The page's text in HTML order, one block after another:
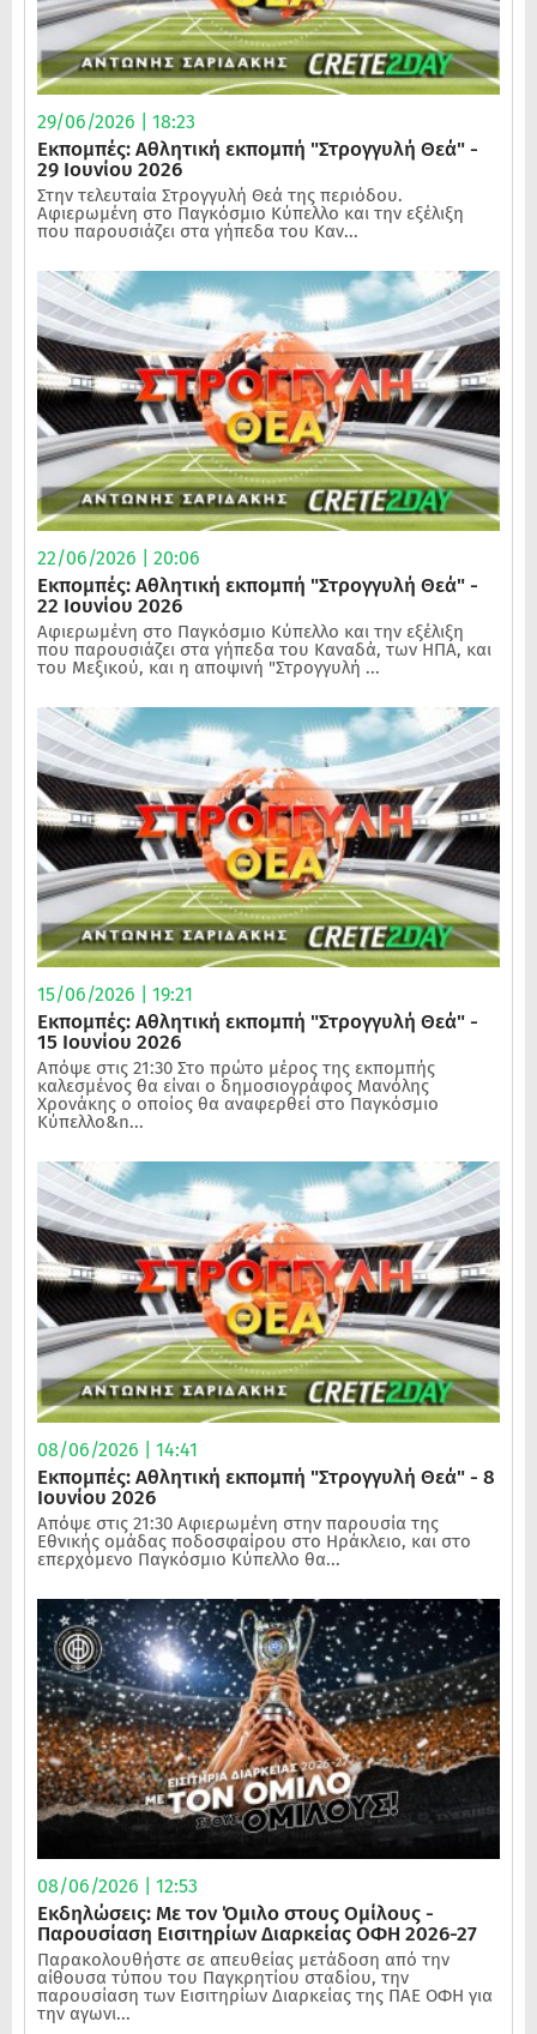
29/06/2026 | 18:23
Εκπομπές: Αθλητική εκπομπή "Στρογγυλή Θεά" -
29 Ιουνίου 2026
Στην τελευταία Στρογγυλή Θεά της περιόδου.
Αφιερωμένη στο Παγκόσμιο Κύπελλο και την εξέλιξη
που παρουσιάζει στα γήπεδα του Καν...
22/06/2026 | 20:06
Εκπομπές: Αθλητική εκπομπή "Στρογγυλή Θεά" -
22 Ιουνίου 2026
Αφιερωμένη στο Παγκόσμιο Κύπελλο και την εξέλιξη
που παρουσιάζει στα γήπεδα του Καναδά, των ΗΠΑ, και
του Μεξικού, και η αποψινή "Στρογγυλή ...
15/06/2026 | 19:21
Εκπομπές: Αθλητική εκπομπή "Στρογγυλή Θεά" -
15 Ιουνίου 2026
Απόψε στις 21:30 Στο πρώτο μέρος της εκπομπής
καλεσμένος θα είναι ο δημοσιογράφος Μανόλης
Χρονάκης ο οποίος θα αναφερθεί στο Παγκόσμιο
Κύπελλο&n...
08/06/2026 | 14:41
Εκπομπές: Αθλητική εκπομπή "Στρογγυλή Θεά" - 8
Ιουνίου 2026
Απόψε στις 21:30 Αφιερωμένη στην παρουσία της
Εθνικής ομάδας ποδοσφαίρου στο Ηράκλειο, και στο
επερχόμενο Παγκόσμιο Κύπελλο θα...
08/06/2026 | 12:53
Εκδηλώσεις: Με τον Όμιλο στους Ομίλους -
Παρουσίαση Εισιτηρίων Διαρκείας ΟΦΗ 2026-27
Παρακολουθήστε σε απευθείας μετάδοση από την
αίθουσα τύπου του Παγκρητίου σταδίου, την
παρουσίαση των Εισιτηρίων Διαρκείας της ΠΑΕ ΟΦΗ για
την αγωνι...